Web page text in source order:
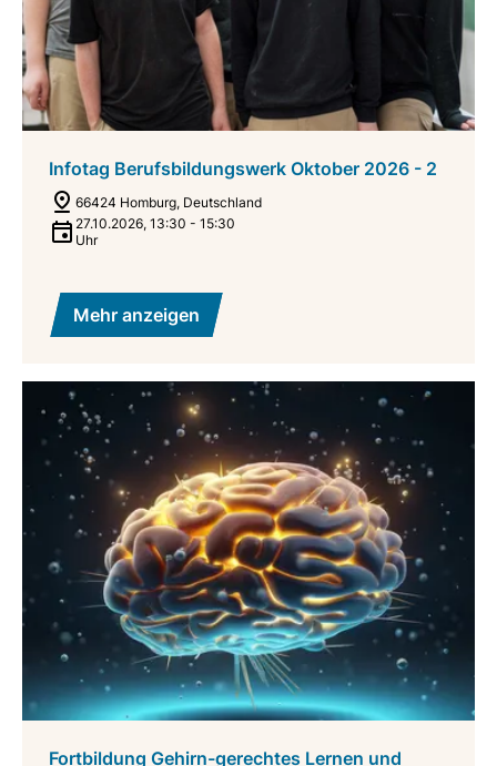
Infotag Berufsbildungswerk Oktober 2026 - 2
66424 Homburg, Deutschland
27.10.2026, 13:30 - 15:30
Uhr
Mehr anzeigen
Fortbildung Gehirn-gerechtes Lernen und